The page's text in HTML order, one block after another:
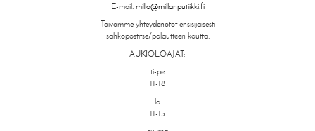
E-mail. milla@millanputiikki.fi
Toivomme yhteydenotot ensisijaisesti
sähköpostitse/palautteen kautta.
AUKIOLOAJAT:
ti-pe
11-18
la
11-15